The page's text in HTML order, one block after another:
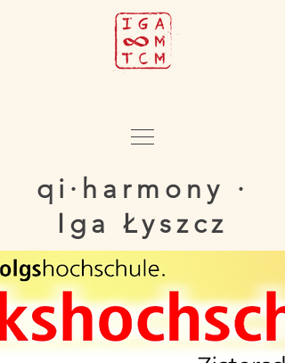
qi·harmony ·
Iga Łyszcz